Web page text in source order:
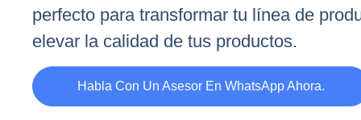
perfecto para transformar tu línea de
elevar la calidad de tus productos.
Habla Con Un Asesor En WhatsApp Ahora.